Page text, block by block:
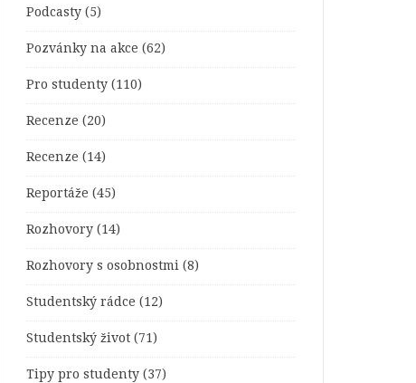
Podcasty (5)
Pozvánky na akce (62)
Pro studenty (110)
Recenze (20)
Recenze (14)
Reportáže (45)
Rozhovory (14)
Rozhovory s osobnostmi (8)
Studentský rádce (12)
Studentský život (71)
Tipy pro studenty (37)